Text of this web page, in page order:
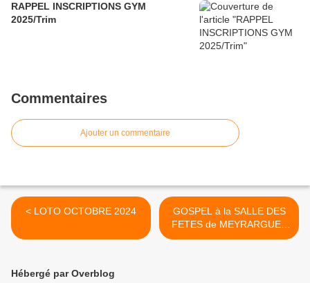
RAPPEL INSCRIPTIONS GYM
2025/Trim
Commentaires
Ajouter un commentaire
< LOTO OCTOBRE 2024
GOSPEL à la SALLE DES
FETES de MEYRARGUES
>
Hébergé par Overblog